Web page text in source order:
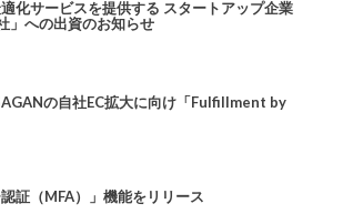
化サービスを提供する スタートアップ企業
」への出資のお知らせ
の自社EC拡大に向け「Fulfillment by
証（MFA）」機能をリリース